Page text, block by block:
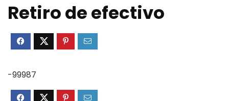
Retiro de efectivo
-99987